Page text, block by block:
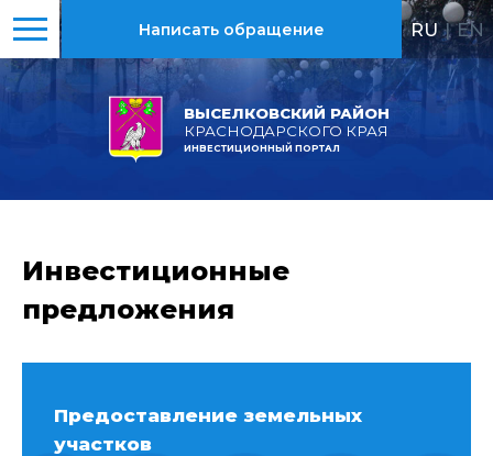
ВЫСЕЛКОВСКИЙ РАЙОН
КРАСНОДАРСКОГО КРАЯ
ИНВЕСТИЦИОННЫЙ ПОРТАЛ
Написать обращение RU | EN
Инвестиционные
предложения
Предоставление земельных
участков